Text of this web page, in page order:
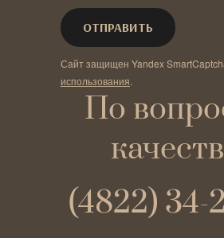
Сайт защищен Yandex
использования.
По
(4822) 34-